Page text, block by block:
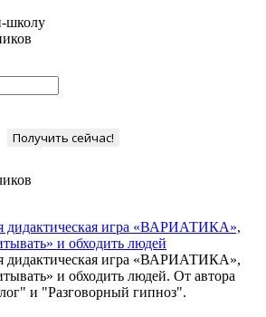
школу
Получить сейчас!
дидактическая игра «ВАРИАТИКА»,
и обходить людей
дидактическая игра «ВАРИАТИКА»,
и обходить людей. От автора
и "Разговорный гипноз".